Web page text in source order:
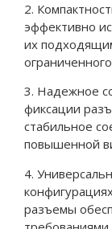
2.
эффективно
их
3. Надежное
фиксации
стабильное
повышенной
4.
разъемы